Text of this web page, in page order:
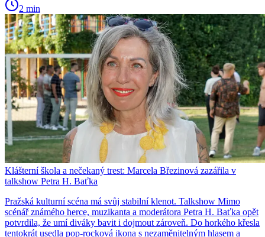
2 min
Klášterní škola a nečekaný trest: Marcela Březinová zazářila v
talkshow Petra H. Baťka
Pražská kulturní scéna má svůj stabilní klenot. Talkshow Mimo
scénář známého herce, muzikanta a moderátora Petra H. Baťka opět
potvrdila, že umí diváky bavit i dojmout zároveň. Do horkého křesla
tentokrát usedla pop-rocková ikona s nezaměnitelným hlasem a